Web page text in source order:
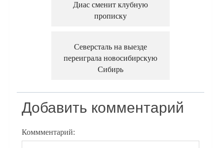
Диас сменит клубную
прописку
Северсталь на выезде
переиграла новосибирскую
Сибирь
Добавить комментарий
Коммментарий: